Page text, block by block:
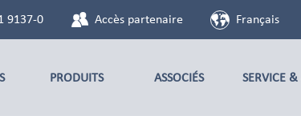
9137-0 Accès partenaire Français
PRODUITS ASSOCIÉS SERVICE &